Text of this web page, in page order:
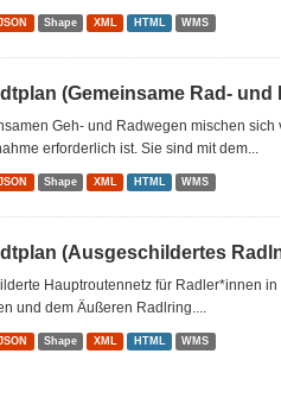
Shape XML HTML WMS
(Gemeinsame Rad- und
Geh- und Radwegen mischen
erforderlich ist. Sie sind mit dem...
Shape XML HTML WMS
(Ausgeschildertes
Hauptroutennetz für Radler*innen
und dem Äußeren Radlring....
Shape XML HTML WMS